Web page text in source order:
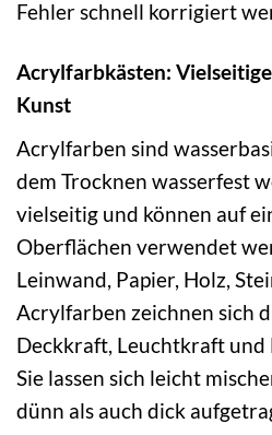
Fehler schnell korrigiert
Acrylfarbkästen:
Kunst
Acrylfarben sind
dem Trocknen wasserfest
vielseitig und können auf
Oberflächen verwendet
Leinwand, Papier, Holz,
Acrylfarben zeichnen sich
Deckkraft, Leuchtkraft und
Sie lassen sich leicht
dünn als auch dick